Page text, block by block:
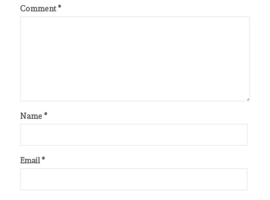
Comment*
Name *
Email*